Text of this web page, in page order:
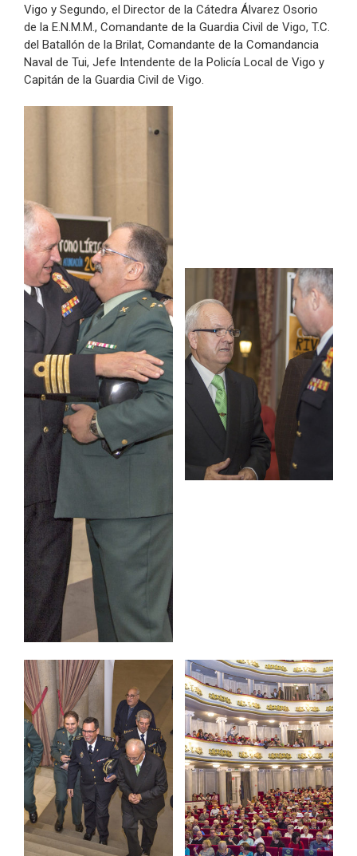
Vigo y Segundo, el Director de la Cátedra Álvarez Osorio
de la E.N.M.M., Comandante de la Guardia Civil de Vigo, T.C.
del Batallón de la Brilat, Comandante de la Comandancia
Naval de Tui, Jefe Intendente de la Policía Local de Vigo y
Capitán de la Guardia Civil de Vigo.